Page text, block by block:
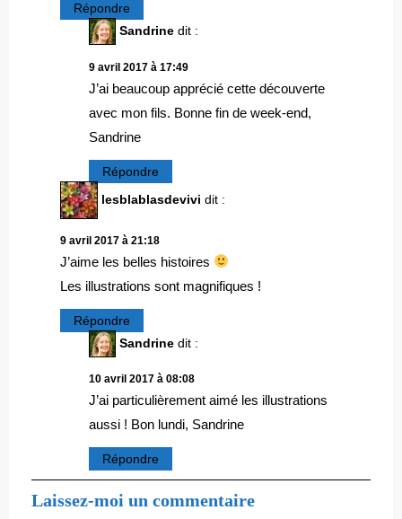
Répondre
Sandrine dit :
9 avril 2017 à 17:49
J’ai beaucoup apprécié cette découverte
avec mon fils. Bonne fin de week-end,
Sandrine
Répondre
lesblablasdevivi dit :
9 avril 2017 à 21:18
J’aime les belles histoires
Les illustrations sont magnifiques !
Répondre
Sandrine dit :
10 avril 2017 à 08:08
J’ai particulièrement aimé les illustrations
aussi ! Bon lundi, Sandrine
Répondre
Laissez-moi un commentaire